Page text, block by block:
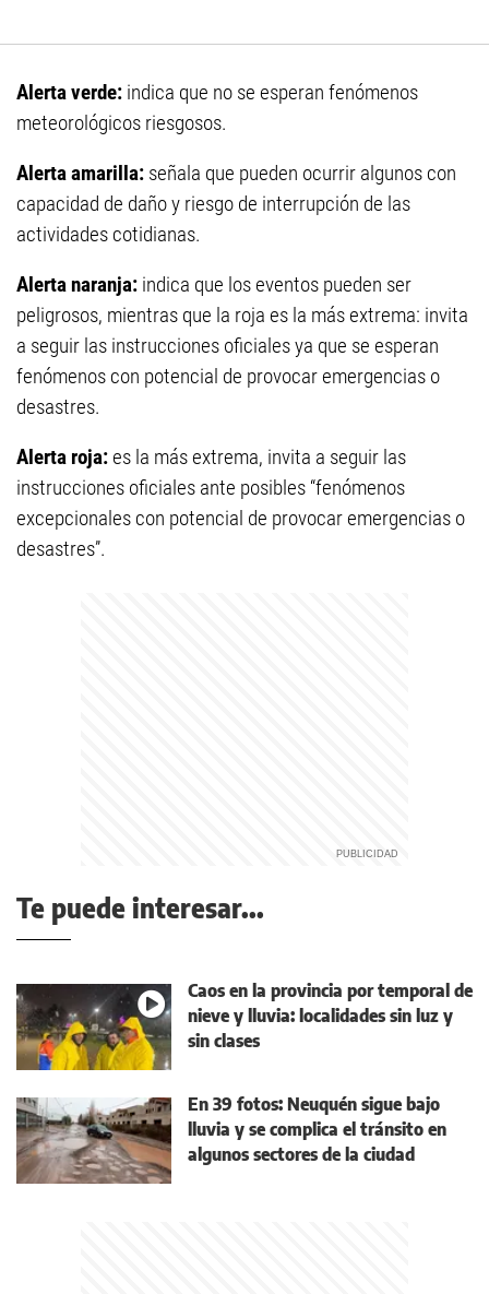
Alerta verde: indica que no se esperan fenómenos
meteorológicos riesgosos.
Alerta amarilla: señala que pueden ocurrir algunos con
capacidad de daño y riesgo de interrupción de las
actividades cotidianas.
Alerta naranja: indica que los eventos pueden ser
peligrosos, mientras que la roja es la más extrema: invita
a seguir las instrucciones oficiales ya que se esperan
fenómenos con potencial de provocar emergencias o
desastres.
Alerta roja:es la más extrema, invita a seguir las
instrucciones oficiales ante posibles “fenómenos
excepcionales con potencial de provocar emergencias o
desastres”.
Te puede interesar...
Caos en la provincia por temporal de
nieve y lluvia: localidades sin luz y
sin clases
En 39 fotos: Neuquén sigue bajo
lluvia y se complica el tránsito en
algunos sectores de la ciudad